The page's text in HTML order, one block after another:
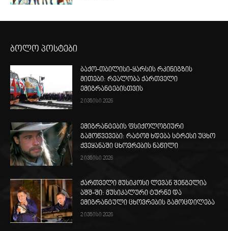
ბოლო პოსტები
ბაქო-თბილისი-ყარსის რკინიგზის
მითები: რეალობა ქართველი
ემიგრანტებისთვის
2 ივნისი 2026
ემიგრანტების ფსიქოლოგიური
გამოწვევები: რატომ ხდება სტრესი უცხო
ქვეყანაში ცხოვრების ნაწილი
2 ივნისი 2026
ქართველი მუსიკოსი ლევან შენგელია
აშშ-ში: მუსიკალური ტურნე და
ემიგრანტული ცხოვრების გამოცდილება
2 ივნისი 2026